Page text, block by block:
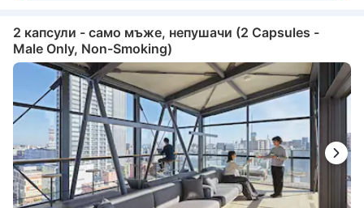
2 капсули - само мъже, непушачи (2 Capsules -
Male Only, Non-Smoking)